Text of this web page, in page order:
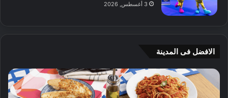
3 أغسطس, 2026
الافضل فى المدينة
ج
ي
أ